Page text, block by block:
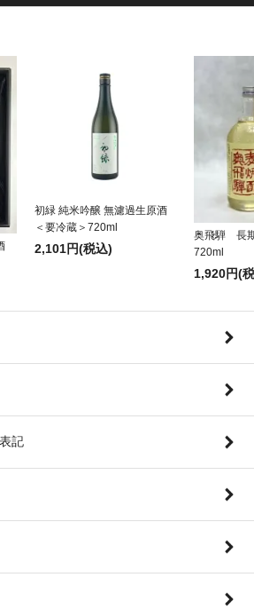
初緑 純米吟醸 無濾過生原酒
＜要冷蔵＞720ml
2,101円(税込)
奥飛騨 長
720ml
1,920円(
記